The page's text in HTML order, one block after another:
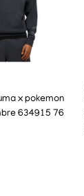
x pokemon
634915 76